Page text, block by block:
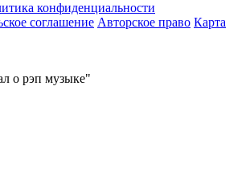
конфиденциальности
соглашение Авторское право Карта
о рэп музыке"